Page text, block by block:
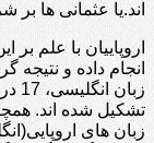
اند.یا عثمانی ها بر
اروپاییان با علم
زبان های